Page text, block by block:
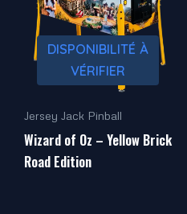
DISPONIBILITÉ À
VÉRIFIER
Jersey Jack Pinball
Wizard of Oz – Yellow Brick
Road Edition